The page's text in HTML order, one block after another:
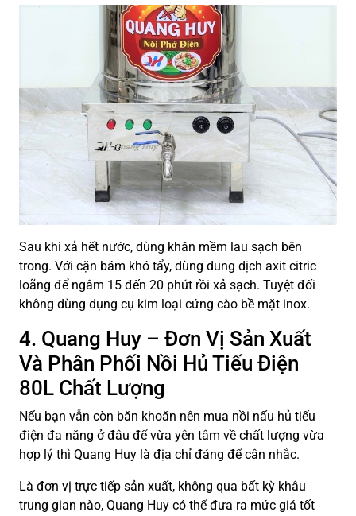
Sau khi xả hết nước, dùng khăn mềm lau sạch bên
trong. Với cặn bám khó tẩy, dùng dung dịch axit citric
loãng để ngâm 15 đến 20 phút rồi xả sạch. Tuyệt đối
không dùng dụng cụ kim loại cứng cào bề mặt inox.
4. Quang Huy – Đơn Vị Sản Xuất
Và Phân Phối Nồi Hủ Tiếu Điện
80L Chất Lượng
Nếu bạn vẫn còn băn khoăn nên mua nồi nấu hủ tiếu
điện đa năng ở đâu để vừa yên tâm về chất lượng vừa
hợp lý thì Quang Huy là địa chỉ đáng để cân nhắc.
Là đơn vị trực tiếp sản xuất, không qua bất kỳ khâu
trung gian nào, Quang Huy có thể đưa ra mức giá tốt